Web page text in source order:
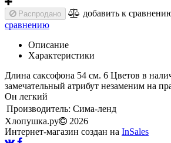
Распродано добавить к
сравнению
Описание
Характеристики
Длина саксофона 54 см. 6 Цветов в
замечательный атрибут незаменим на
Он легкий
Производитель: Сима-ленд
Хлопушка.ру
2026
Интернет-магазин создан на InSales